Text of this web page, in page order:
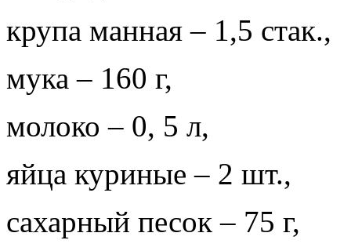
крупа манная – 1,5 стак.,
мука – 160 г,
молоко – 0, 5 л,
яйца куриные – 2 шт.,
сахарный песок – 75 г,